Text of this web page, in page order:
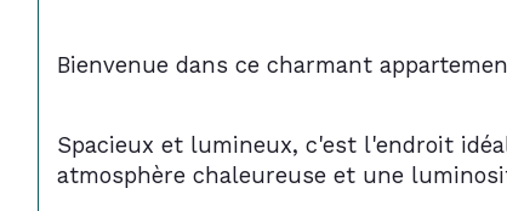
Bienvenue dans ce charmant
Spacieux et lumineux, c'est l'endroit
atmosphère chaleureuse et une